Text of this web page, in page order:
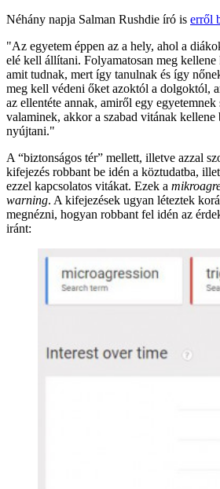
Néhány napja Salman Rushdie író is erről
"Az egyetem éppen az a hely, ahol a
elé kell állítani. Folyamatosan meg
amit tudnak, mert így tanulnak és így
meg kell védeni őket azoktól a dolgoktól,
az ellentéte annak, amiről egy
valaminek, akkor a szabad vitának kellene
nyújtani."
A “biztonságos tér” mellett, illetve azzal
kifejezés robbant be idén a köztudatba,
ezzel kapcsolatos vitákat. Ezek a
warning. A kifejezések ugyan léteztek
megnézni, hogyan robbant fel idén az
iránt: